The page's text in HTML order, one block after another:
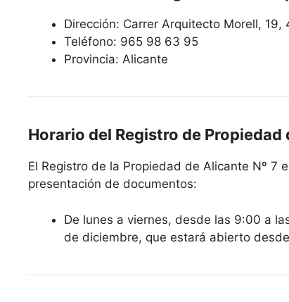
Dirección: Carrer Arquitecto Morell,
Teléfono: 965 98 63 95
Provincia: Alicante
Horario del Registro de Propiedad
El Registro de la Propiedad de Alicante Nº
presentación de documentos:
De lunes a viernes, desde las 9:00 a
de diciembre, que estará abierto